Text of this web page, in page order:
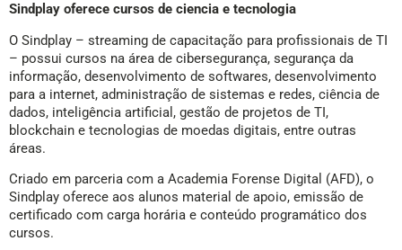
Sindplay oferece cursos de ciencia e tecnologia
O Sindplay – streaming de capacitação para profissionais de TI
– possui cursos na área de cibersegurança, segurança da
informação, desenvolvimento de softwares, desenvolvimento
para a internet, administração de sistemas e redes, ciência de
dados, inteligência artificial, gestão de projetos de TI,
blockchain e tecnologias de moedas digitais, entre outras
áreas.
Criado em parceria com a Academia Forense Digital (AFD), o
Sindplay oferece aos alunos material de apoio, emissão de
certificado com carga horária e conteúdo programático dos
cursos.